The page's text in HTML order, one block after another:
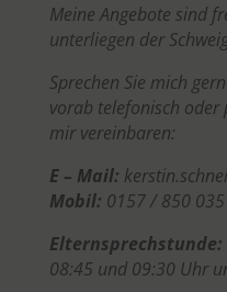
Meine Angebote sind
unterliegen der
Sprechen Sie mich
vorab telefonisch
mir vereinbaren:
E – Mail:
Mobil: 0157 / 850
Elternsprechstunde:
08:45 und 09:30 Uhr